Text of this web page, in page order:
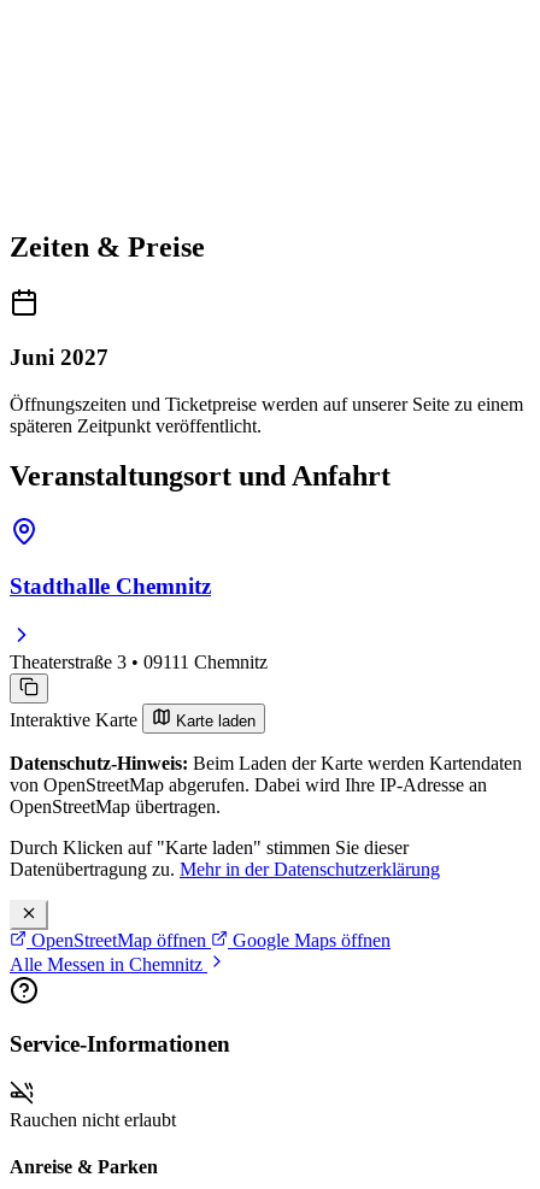
Zeiten & Preise
Juni 2027
Öffnungszeiten und Ticketpreise werden auf unserer Seite zu einem
späteren Zeitpunkt veröffentlicht.
Veranstaltungsort und Anfahrt
Stadthalle Chemnitz
Theaterstraße 3 • 09111 Chemnitz
Interaktive Karte Karte laden
Datenschutz-Hinweis: Beim Laden der Karte werden Kartendaten
von OpenStreetMap abgerufen. Dabei wird Ihre IP-Adresse an
OpenStreetMap übertragen.
Durch Klicken auf "Karte laden" stimmen Sie dieser
Datenübertragung zu. Mehr in der Datenschutzerklärung
OpenStreetMap öffnen
Google Maps öffnen
Alle Messen in Chemnitz
Service-Informationen
Rauchen nicht erlaubt
Anreise & Parken